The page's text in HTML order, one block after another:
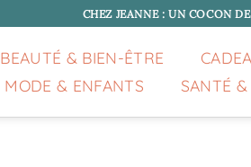
CHEZ JEANNE : UN COCON
BEAUTÉ & BIEN-ÊTRE
MODE & ENFANTS
SANTÉ